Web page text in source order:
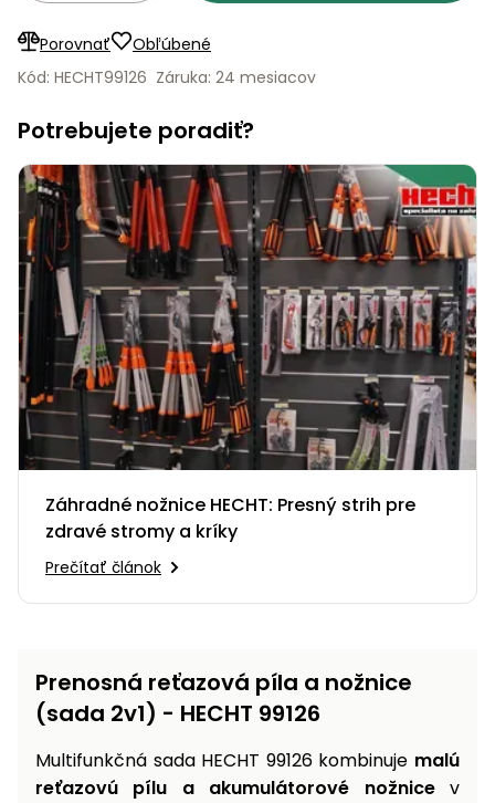
Zametacie
stroje
frézy
Odhŕňače
a lopaty
na sneh
Postrekovače
a rosiče
Príslušenstvo
Porovnať
Obľúbené
Kód: HECHT99126 Záruka: 24 mesiacov
Potrebujete poradiť?
Záhradné nožnice HECHT: Presný strih pre
zdravé stromy a kríky
Prečítať článok
Prenosná reťazová píla a nožnice
(sada 2v1) - HECHT 99126
Multifunkčná sada HECHT 99126 kombinuje malú
reťazovú pílu a akumulátorové nožnicev